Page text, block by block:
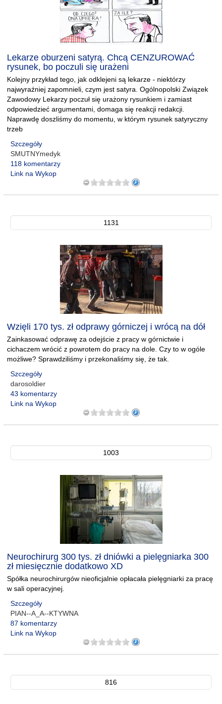
Lekarze oburzeni satyrą. Chcą CENZUROWAĆ
rysunek, bo poczuli się urażeni
Kolejny przykład tego, jak odklejeni są lekarze - niektórzy
najwyraźniej zapomnieli, czym jest satyra. Ogólnopolski Związek
Zawodowy Lekarzy poczuł się urażony rysunkiem i zamiast
odpowiedzieć argumentami, domaga się reakcji redakcji.
Naprawdę doszliśmy do momentu, w którym rysunek satyryczny
trzeb
Szczegóły
SMUTNYmedyk
118 komentarzy
Link na Wykop
1131
Wzięli 170 tys. zł odprawy górniczej i wrócą na dół
Zainkasować odprawę za odejście z pracy w górnictwie i
cichaczem wrócić z powrotem do pracy na dole. Czy to w ogóle
możliwe? Sprawdziliśmy i przekonaliśmy się, że tak.
Szczegóły
darosoldier
43 komentarzy
Link na Wykop
1003
Neurochirurg 300 tys. zł dniówki a pielęgniarka 300
zł miesięcznie dodatkowo XD
Spółka neurochirurgów nieoficjalnie opłacała pielęgniarki za pracę
w sali operacyjnej.
Szczegóły
PIAN--A_A--KTYWNA
87 komentarzy
Link na Wykop
816